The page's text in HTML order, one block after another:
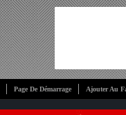
Page De Démarrage Ajouter Au